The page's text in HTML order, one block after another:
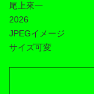
尾上來一
2026
JPEGイメージ
サイズ可変